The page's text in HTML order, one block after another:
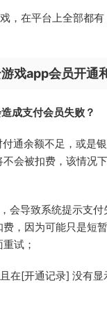
，在平台上全部都
戏app会员开通
成支付会员失败？
通余额不足，或是
会被扣费，该情况
会导致系统提示支
，因为可能只是短
试；
在[开通记录] 没有